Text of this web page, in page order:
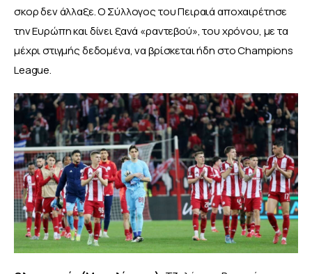
σκορ δεν άλλαξε. Ο Σύλλογος του Πειραιά αποχαιρέτησε
την Ευρώπη και δίνει ξανά «ραντεβού», του χρόνου, με τα
μέχρι στιγμής δεδομένα, να βρίσκεται ήδη στο Champions
League.